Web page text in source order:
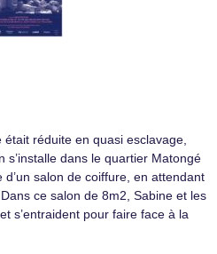
réduite en quasi esclavage,
s’installe dans le quartier Matongé
salon de coiffure, en attendant
ce salon de 8m2, Sabine et les
s’entraident pour faire face à la